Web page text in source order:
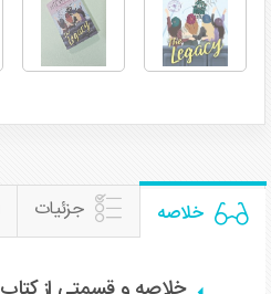
خلاصه جزئیات